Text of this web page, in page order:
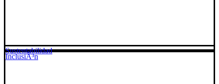
InclusiÃ³n
Sustentabilidad